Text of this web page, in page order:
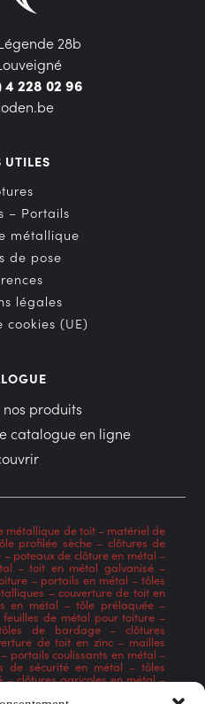
28b
4 228 02 96
UTILES
– Portails
métallique
de pose
légales
cookies (UE)
produits
catalogue en ligne
métallique de toit– matériel de
profilée sèche– clôtures de
– poteaux de clôture en métal –
–toit en métal galvanisé–
– portails en métal –tôles
– couverture de toit en
en métal – tôle prélaquée–
feuilles de métal pour toiture –
de bardage–clôtures
de toit en zinc– mailles
– portails coulissants en métal –
de sécurité en métal –tôles
–clôtures agricoles en métal–